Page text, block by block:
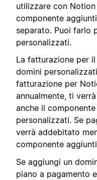
utilizzare con
componente
separato. Puoi farlo
personalizzati.
La fatturazione per
domini
fatturazione per
annualmente, ti
anche il
personalizzati. Se
verrà addebitato
componente
Se aggiungi un
piano a pagamento